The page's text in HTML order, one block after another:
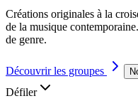
Créations originales à la
de la musique
de genre.
Découvrir les groupes
Défiler